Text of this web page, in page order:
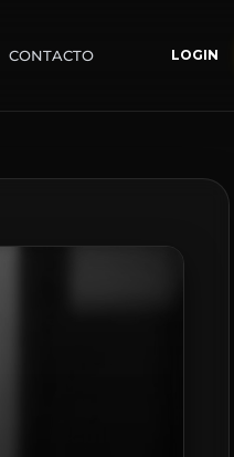
CONTACTO LOGIN